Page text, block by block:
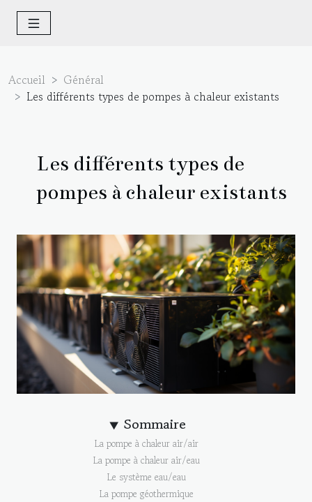
Accueil
Général
Les différents types de pompes à chaleur existants
Les différents types de
pompes à chaleur existants
Sommaire
La pompe à chaleur air/air
La pompe à chaleur air/eau
Le système eau/eau
La pompe géothermique